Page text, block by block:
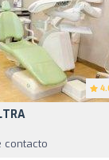
contacto